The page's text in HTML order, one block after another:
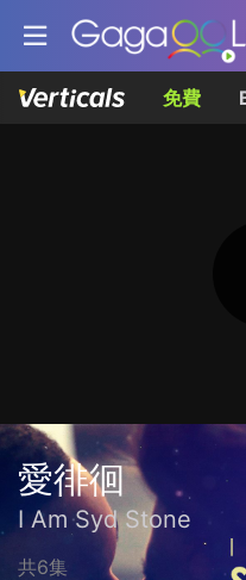
免費
愛徘徊
I Am Syd Stone
共6集